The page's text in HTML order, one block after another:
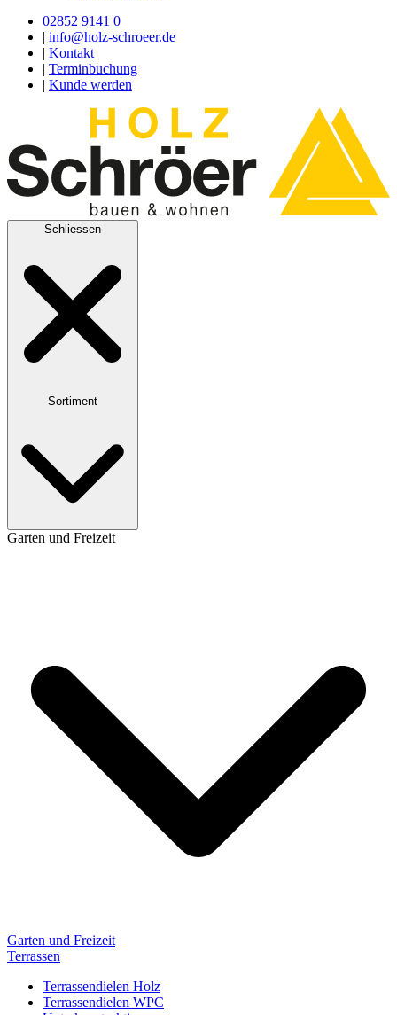
02852 9141 0
info@holz-schroeer.de
Kontakt
Terminbuchung
Kunde werden
Schliessen
Sortiment
Garten und Freizeit
Garten und Freizeit
Terrassen
Terrassendielen Holz
Terrassendielen WPC